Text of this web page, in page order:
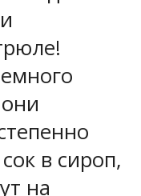
в сироп,
на